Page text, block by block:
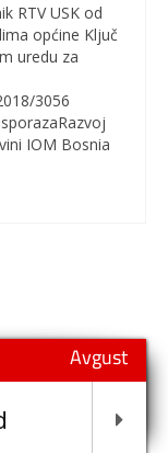
RTV USK od
općine Ključ
uredu za
3056
IOM Bosnia
Avgust